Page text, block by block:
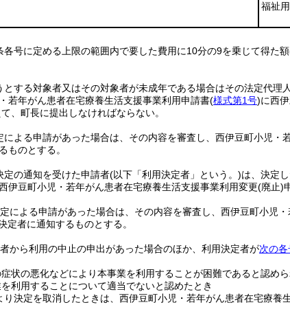
福祉
各号に定める上限の範囲内で要した費用に10分の9を乗じて得た額
する対象者又はその対象者が未成年である場合はその法定代理人
若年がん患者在宅療養生活支援事業利用申請書(様式第1号)に西
、町長に提出しなければならない。
による申請があった場合は、その内容を審査し、西伊豆町小児・
ものとする。
定の通知を受けた申請者(以下「利用決定者」という。)は、決定
伊豆町小児・若年がん患者在宅療養生活支援事業利用変更(廃止)
による申請があった場合は、その内容を審査し、西伊豆町小児
定者に通知するものとする。
から利用の中止の申出があった場合のほか、利用決定者が次の各
状の悪化などにより本事業を利用することが困難であると認めら
利用することについて適当でないと認めたとき
り決定を取消したときは、西伊豆町小児・若年がん患者在宅療養